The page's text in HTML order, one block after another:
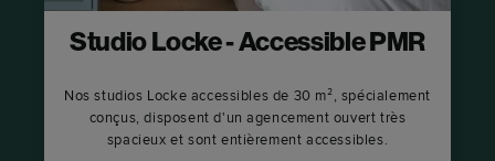
Studio Locke - Accessible PMR
Nos studios Locke accessibles de 30 m², spécialement
conçus, disposent d'un agencement ouvert très
spacieux et sont entièrement accessibles.